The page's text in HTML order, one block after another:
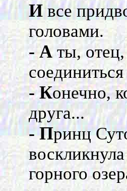
Ивсе
головами.
- А ты,
- Конечно,
друга...
- Принц
горного